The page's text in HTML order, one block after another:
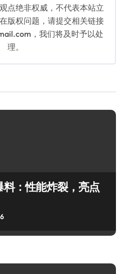
点绝非权威，不代表本站立
版权问题，请提交相关链接
，我们将及时予以处
理。
：性能炸裂，亮点